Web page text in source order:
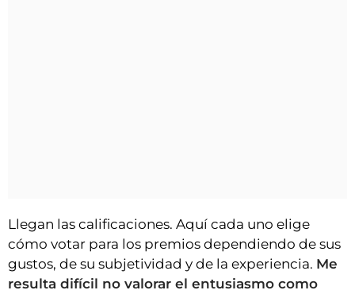
Llegan las calificaciones. Aquí cada uno elige
cómo votar para los premios dependiendo de sus
gustos, de su subjetividad y de la experiencia. Me
resulta difícil no valorar el entusiasmo como